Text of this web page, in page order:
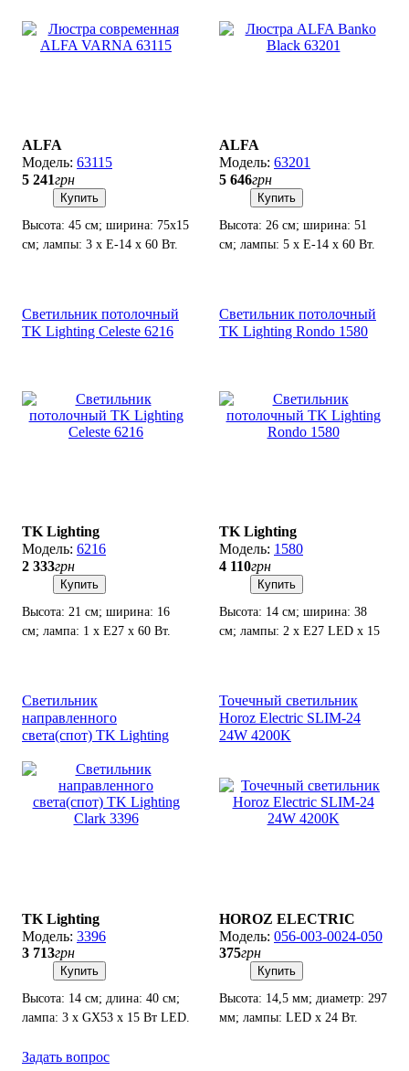
ALFA
63115
5 241грн
Купить
Высота: 45 см; ширина: 75х15
см; лампы: 3 х Е-14 х 60 Вт.
ALFA
63201
5 646грн
Купить
Высота: 26 см; ширина: 51
см; лампы: 5 х Е-14 х 60 Вт.
Светильник потолочный
TK Lighting Celeste 6216
TK Lighting
6216
2 333грн
Купить
Высота: 21 см; ширина: 16
см; лампа: 1 х Е27 х 60 Вт.
Светильник потолочный
TK Lighting Rondo 1580
TK Lighting
1580
4 110грн
Купить
Высота: 14 см; ширина: 38
см; лампы: 2 х Е27 LED х 15
Светильник
направленного
света(спот) TK Lighting
TK Lighting
3396
3 713грн
Купить
Высота: 14 см; длина: 40 см;
лампа: 3 х GX53 х 15 Вт LED.
Точечный светильник
Horoz Electric SLIM-24
24W 4200K
HOROZ ELECTRIC
056-003-0024-050
375грн
Купить
Высота: 14,5 мм; диаметр: 297
мм; лампы: LED х 24 Вт.
Задать вопрос